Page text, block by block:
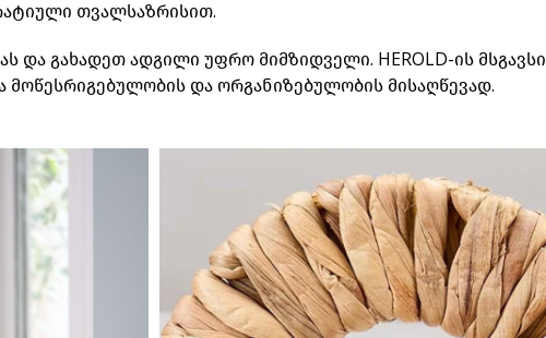
თვალსაზრისით.
და გახადეთ ადგილი უფრო მიმზიდველი. HEROLD-ის მსგავსი
მოწესრიგებულობის და ორგანიზებულობის მისაღწევად.